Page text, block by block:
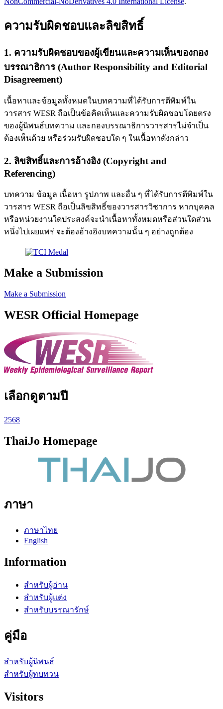
ความรับผิดชอบและลิขสิทธิ์
1. ความรับผิดชอบของผู้เขียนและความเห็นของกอง
บรรณาธิการ (Author Responsibility and Editorial
Disagreement)
เนื้อหาและข้อมูลทั้งหมดในบทความที่ได้รับการตีพิมพ์ใน
วารสาร WESR ถือเป็นข้อคิดเห็นและความรับผิดชอบโดยตรง
ของผู้นิพนธ์บทความ และกองบรรณาธิการวารสารไม่จำเป็น
ต้องเห็นด้วย หรือร่วมรับผิดชอบใด ๆ ในเนื้อหาดังกล่าว
2. ลิขสิทธิ์และการอ้างอิง (Copyright and
Referencing)
บทความ ข้อมูล เนื้อหา รูปภาพ และอื่น ๆ ที่ได้รับการตีพิมพ์ใน
วารสาร WESR ถือเป็นลิขสิทธิ์ของวารสารวิชาการ หากบุคคล
หรือหน่วยงานใดประสงค์จะนำเนื้อหาทั้งหมดหรือส่วนใดส่วน
หนึ่งไปเผยแพร่ จะต้องอ้างอิงบทความนั้น ๆ อย่างถูกต้อง
Make a Submission
Make a Submission
WESR Official Homepage
เลือกดูตามปี
2568
ThaiJo Homepage
ภาษา
ภาษาไทย
English
Information
สำหรับผู้อ่าน
สำหรับผู้แต่ง
สำหรับบรรณารักษ์
คู่มือ
สำหรับผู้นิพนธ์
สำหรับผู้ทบทวน
Visitors